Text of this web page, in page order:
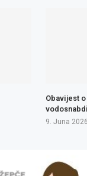
Obavijest
9. Juna